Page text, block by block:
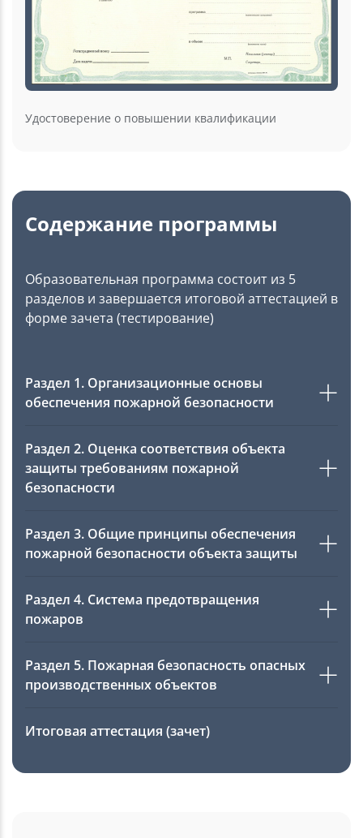
Удостоверение о повышении квалификации
Содержание программы
Образовательная программа состоит из 5
разделов и завершается итоговой аттестацией в
форме зачета (тестирование)
Раздел 1. Организационные основы
обеспечения пожарной безопасности
Раздел 2. Оценка соответствия объекта
защиты требованиям пожарной
безопасности
Раздел 3. Общие принципы обеспечения
пожарной безопасности объекта защиты
Раздел 4. Система предотвращения
пожаров
Раздел 5. Пожарная безопасность опасных
производственных объектов
Итоговая аттестация (зачет)